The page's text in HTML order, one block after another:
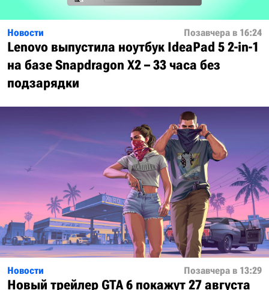
Новости Позавчера в 16:24
Lenovo выпустила ноутбук IdeaPad 5 2-in-1
на базе Snapdragon X2 – 33 часа без
подзарядки
Новости Позавчера в 13:29
Новый трейлер GTA 6 покажут 27 августа